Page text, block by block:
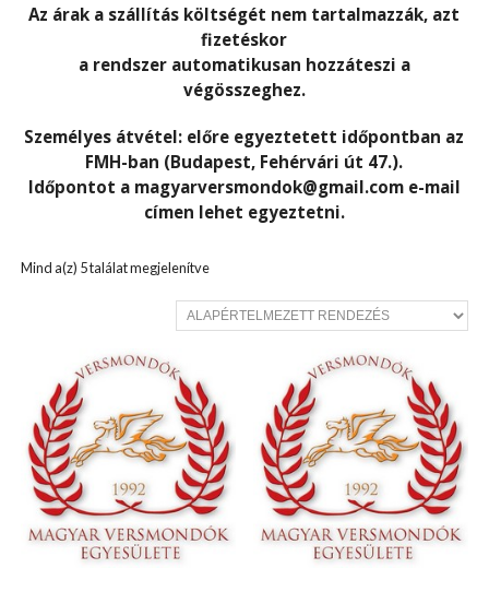
Az árak a szállítás költségét nem tartalmazzák, azt
fizetéskor
a rendszer automatikusan hozzáteszi a
végösszeghez.
Személyes átvétel: előre egyeztetett időpontban az
FMH-ban (Budapest, Fehérvári út 47.).
Időpontot a magyarversmondok@gmail.com e-mail
címen lehet egyeztetni.
Mind a(z) 5 találat megjelenítve